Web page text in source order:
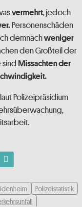
vermehrt, jedoch
Personenschäden
demnachweniger
den Großteil der
sind Missachten der
Polizeipräsidium
Polizeistatistik